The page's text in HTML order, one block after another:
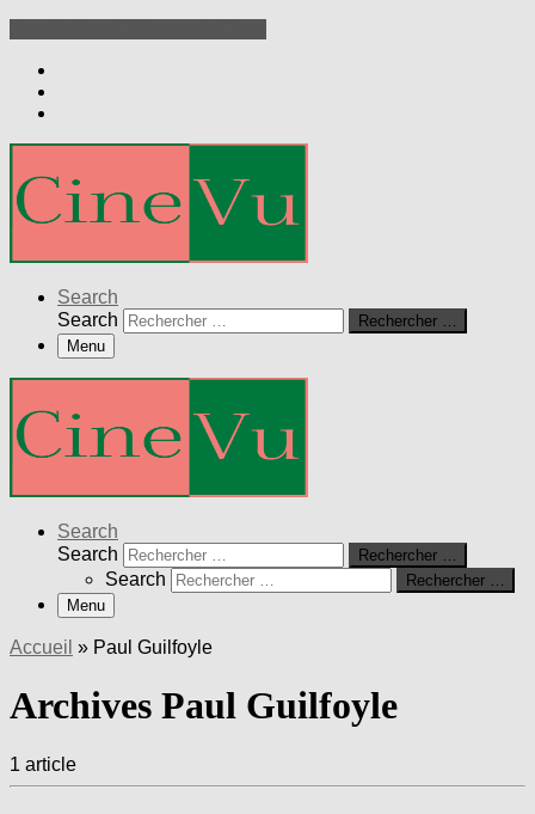
Search
Search
Rechercher …
Menu
Search
Search
Rechercher …
Search
Rechercher …
Menu
Accueil » Paul Guilfoyle
Archives Paul Guilfoyle
1 article